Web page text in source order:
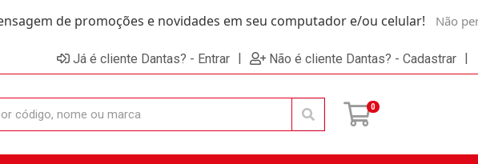
de promoções e novidades em seu computador e/ou celular! Não
Já é cliente Dantas? - Entrar | Não é cliente Dantas? - Cadastrar |
0